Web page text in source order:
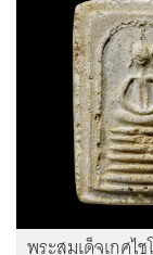
พระสมเด็จเกศไ